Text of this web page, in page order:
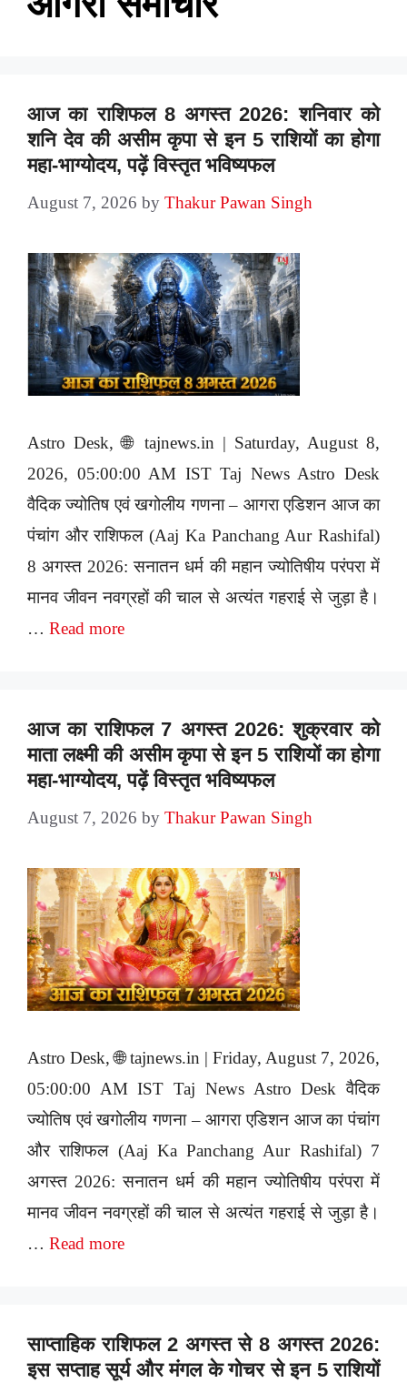
आज का राशिफल 8 अगस्त 2026: शनिवार को
शनि देव की असीम कृपा से इन 5 राशियों का होगा
महा-भाग्योदय, पढ़ें विस्तृत भविष्यफल
August 7, 2026 by Thakur Pawan Singh
Astro Desk, 🌐 tajnews.in | Saturday, August 8,
2026, 05:00:00 AM IST Taj News Astro Desk
वैदिक ज्योतिष एवं खगोलीय गणना – आगरा एडिशन आज का
पंचांग और राशिफल (Aaj Ka Panchang Aur Rashifal)
8 अगस्त 2026: सनातन धर्म की महान ज्योतिषीय परंपरा में
मानव जीवन नवग्रहों की चाल से अत्यंत गहराई से जुड़ा है।
… Read more
आज का राशिफल 7 अगस्त 2026: शुक्रवार को
माता लक्ष्मी की असीम कृपा से इन 5 राशियों का होगा
महा-भाग्योदय, पढ़ें विस्तृत भविष्यफल
August 7, 2026 by Thakur Pawan Singh
Astro Desk, 🌐 tajnews.in | Friday, August 7, 2026,
05:00:00 AM IST Taj News Astro Desk वैदिक
ज्योतिष एवं खगोलीय गणना – आगरा एडिशन आज का पंचांग
और राशिफल (Aaj Ka Panchang Aur Rashifal) 7
अगस्त 2026: सनातन धर्म की महान ज्योतिषीय परंपरा में
मानव जीवन नवग्रहों की चाल से अत्यंत गहराई से जुड़ा है।
… Read more
साप्ताहिक राशिफल 2 अगस्त से 8 अगस्त 2026:
इस सप्ताह सूर्य और मंगल के गोचर से इन 5 राशियों